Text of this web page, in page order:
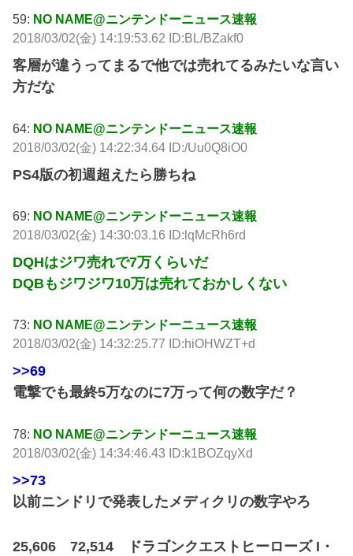
59: NO NAME@ニンテンドーニュース速報
2018/03/02(金) 14:19:53.62 ID:BL/BZakf0
客層が違うってまるで他では売れてるみたいな言い
方だな
64: NO NAME@ニンテンドーニュース速報
2018/03/02(金) 14:22:34.64 ID:/Uu0Q8iO0
PS4版の初週超えたら勝ちね
69: NO NAME@ニンテンドーニュース速報
2018/03/02(金) 14:30:03.16 ID:lqMcRh6rd
DQHはジワ売れで7万くらいだ
DQBもジワジワ10万は売れておかしくない
73: NO NAME@ニンテンドーニュース速報
2018/03/02(金) 14:32:25.77 ID:hiOHWZT+d
>>69
電撃でも最終5万なのに7万って何の数字だ？
78: NO NAME@ニンテンドーニュース速報
2018/03/02(金) 14:34:46.43 ID:k1BOZqyXd
>>73
以前ニンドリで発表したメディクリの数字やろ
25,606 72,514 ドラゴンクエストヒーローズ I・